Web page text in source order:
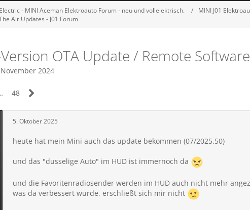
- MINI Aceman Elektroauto Forum - neu und vollelektrisch.
MINI J01
Air Updates - J01 Forum
OTA Update / Remote
2024
48
5. Oktober 2025
heute hat mein Mini auch das update bekommen (07/2025.50)
und das "dusselige Auto" im HUD ist immernoch da
und die Favoritenradiosender werden im HUD auch nicht mehr
was da verbessert wurde, erschließt sich mir nicht